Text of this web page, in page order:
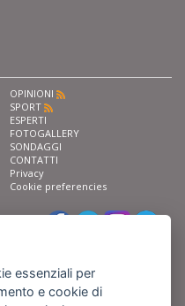
OPINIONI
SPORT
ESPERTI
FOTOGALLERY
SONDAGGI
CONTATTI
Privacy
Cookie preferencies
essenziali per
e cookie di